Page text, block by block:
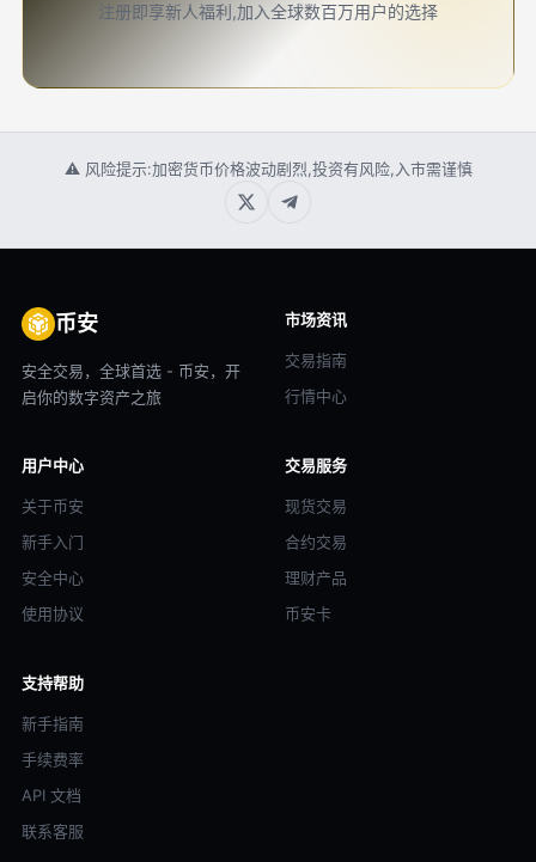
注册即享新人福利,加入全球数百万用户的选择
⚠ 风险提示:加密货币价格波动剧烈,投资有风险,入市需谨慎
币安
安全交易，全球首选 - 币安，开
启你的数字资产之旅
市场资讯
交易指南
行情中心
用户中心
关于币安
新手入门
安全中心
使用协议
交易服务
现货交易
合约交易
理财产品
币安卡
支持帮助
新手指南
手续费率
API 文档
联系客服